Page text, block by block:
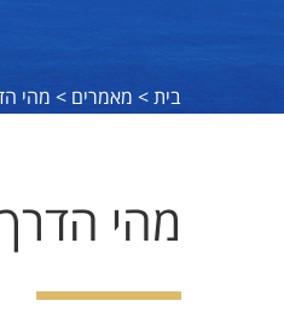
בית > מאמרים > מהי
מהי